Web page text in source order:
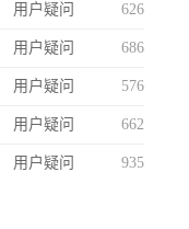
用户疑问 626
用户疑问 686
用户疑问 576
用户疑问 662
用户疑问 935